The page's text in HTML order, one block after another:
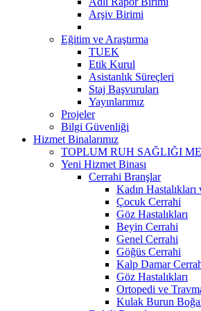
Arşiv Birimi
Eğitim ve Araştırma
TUEK
Etik Kurul
Asistanlık Süreçleri
Staj Başvuruları
Yayınlarımız
Projeler
Bilgi Güvenliği
Hizmet Binalarımız
TOPLUM RUH SAĞLIĞI
Yeni Hizmet Binası
Cerrahi Branşlar
Kadın
Çocuk Cerrahi
Göz Hastalıkları
Beyin Cerrahi
Genel Cerrahi
Göğüs Cerrahi
Kalp Damar
Göz Hastalıkları
Ortopedi ve
Kulak Burun